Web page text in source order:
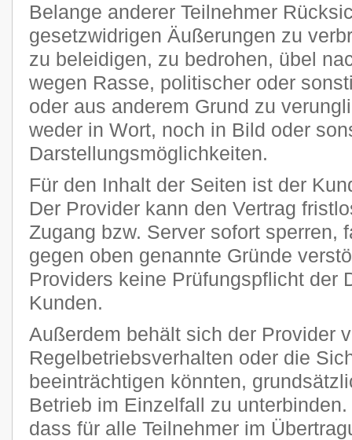
Belange anderer Teilnehmer
gesetzwidrigen Äußerungen zu
zu beleidigen, zu bedrohen, übel
wegen Rasse, politischer oder
oder aus anderem Grund zu
weder in Wort, noch in Bild oder
Darstellungsmöglichkeiten.
Für den Inhalt der Seiten ist der
Der Provider kann den Vertrag
Zugang bzw. Server sofort sperren,
gegen oben genannte Gründe
Providers keine Prüfungspflicht der
Kunden.
Außerdem behält sich der Provider
Regelbetriebsverhalten oder die
beeinträchtigen könnten,
Betrieb im Einzelfall zu
dass für alle Teilnehmer im